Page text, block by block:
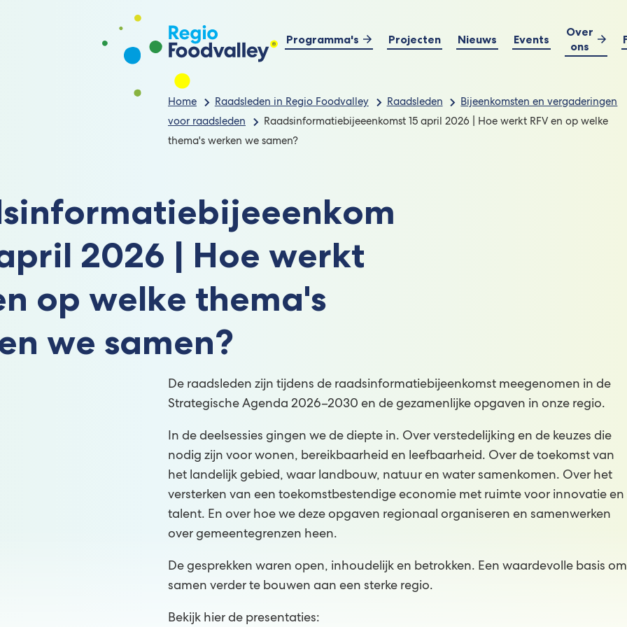
Programma's Projecten Nieuws Events
Over
ons
Home Raadsleden in Regio Foodvalley Raadsleden
Bijeenkomsten en vergaderingen
voor raadsleden
Raadsinformatiebijeeenkomst 15 april 2026 | Hoe werkt RFV en op welke
thema's werken we samen?
2026 | Hoe werkt
op welke thema's
we samen?
De raadsleden zijn tijdens de raadsinformatiebijeenkomst meegenomen in de
Strategische Agenda 2026–2030 en de gezamenlijke opgaven in onze regio.
In de deelsessies gingen we de diepte in. Over verstedelijking en de keuzes die
nodig zijn voor wonen, bereikbaarheid en leefbaarheid. Over de toekomst van
het landelijk gebied, waar landbouw, natuur en water samenkomen. Over het
versterken van een toekomstbestendige economie met ruimte voor innovatie en
talent. En over hoe we deze opgaven regionaal organiseren en samenwerken
over gemeentegrenzen heen.
De gesprekken waren open, inhoudelijk en betrokken. Een waardevolle basis om
samen verder te bouwen aan een sterke regio.
Bekijk hier de presentaties: